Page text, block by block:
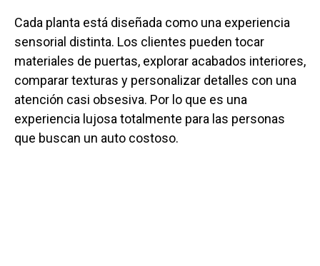
Cada planta está diseñada como una experiencia
sensorial distinta. Los clientes pueden tocar
materiales de puertas, explorar acabados interiores,
comparar texturas y personalizar detalles con una
atención casi obsesiva. Por lo que es una
experiencia lujosa totalmente para las personas
que buscan un auto costoso.